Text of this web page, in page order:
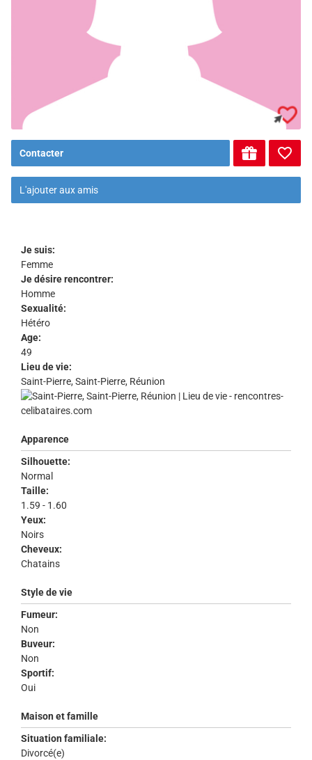
Contacter
L'ajouter aux amis
Je suis:
Femme
Je désire rencontrer:
Homme
Sexualité:
Hétéro
Age:
49
Lieu de vie:
Saint-Pierre, Saint-Pierre, Réunion
Apparence
Silhouette:
Normal
Taille:
1.59 - 1.60
Yeux:
Noirs
Cheveux:
Chatains
Style de vie
Fumeur:
Non
Buveur:
Non
Sportif:
Oui
Maison et famille
Situation familiale:
Divorcé(e)